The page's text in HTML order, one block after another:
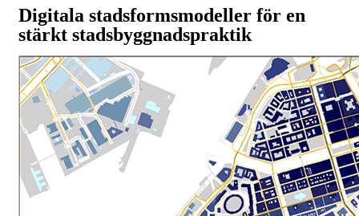
Digitala stadsformsmodeller för en
stärkt stadsbyggnadspraktik